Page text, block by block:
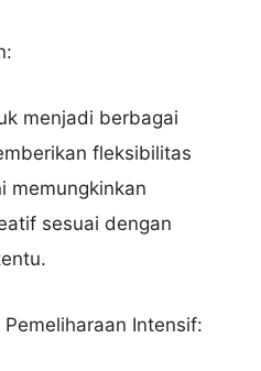
menjadi berbagai
fleksibilitas
memungkinkan
sesuai dengan
Intensif: